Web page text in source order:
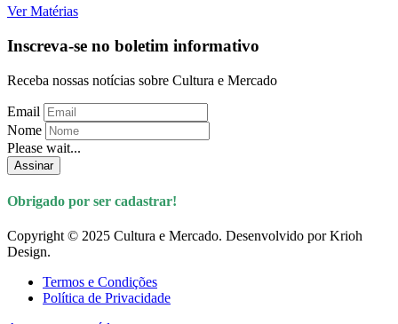
Ver Matérias
Inscreva-se no boletim informativo
Receba nossas notícias sobre Cultura e Mercado
Email
Nome
Please wait...
Assinar
Obrigado por ser cadastrar!
Copyright © 2025 Cultura e Mercado. Desenvolvido por Krioh
Design.
Termos e Condições
Política de Privacidade